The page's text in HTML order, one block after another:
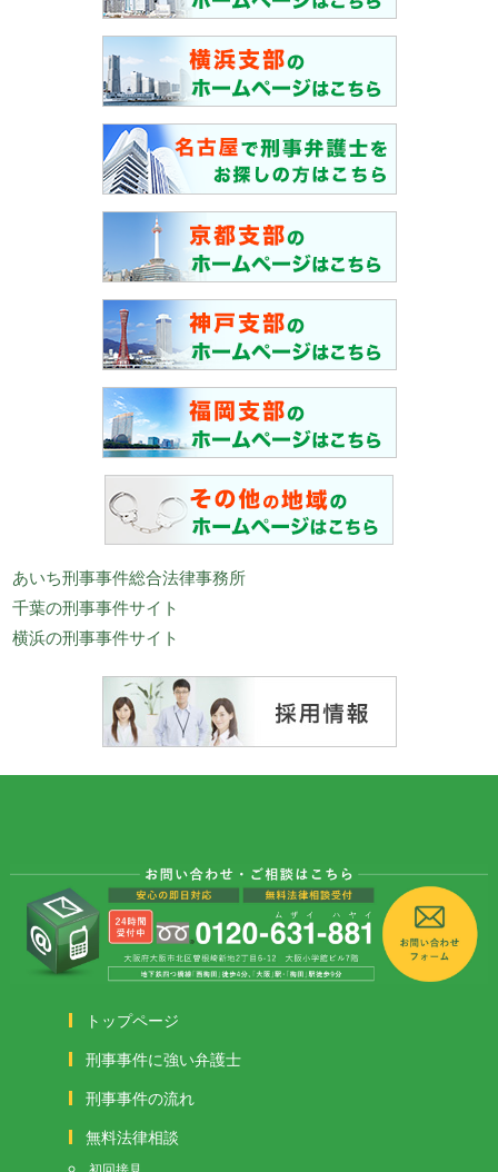
あいち刑事事件総合法律事務所
千葉の刑事事件サイト
横浜の刑事事件サイト
トップページ
刑事事件に強い弁護士
刑事事件の流れ
無料法律相談
初回接見